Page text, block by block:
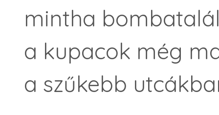
mintha
a kupacok még
a szűkebb